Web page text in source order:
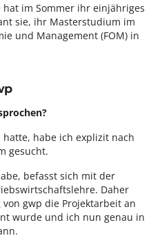
hat im Sommer ihr einjähriges
sie, ihr Masterstudium im
und Management (FOM) in
habe ich explizit nach
gesucht.
befasst sich mit der
Daher
gwp die Projektarbeit an
wurde und ich nun genau in